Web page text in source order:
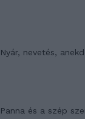
Nyár, nevetés,
Panna és a szép